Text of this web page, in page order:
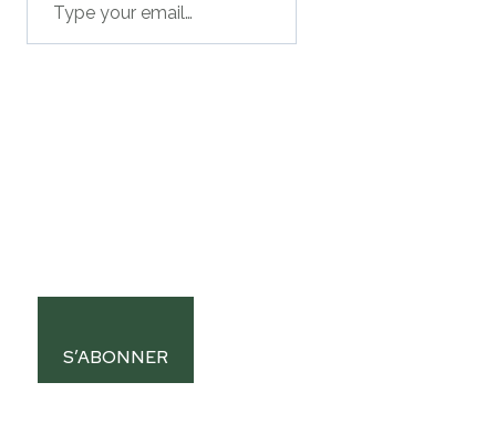
S’ABONNER